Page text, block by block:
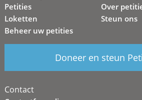
Petities
Loketten
Beheer uw petities
Over
Steun ons
Doneer en steun
Contact